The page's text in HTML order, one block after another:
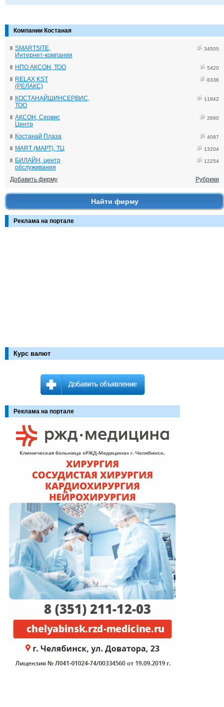
Компании Костаная
SMARTSITE,
Интернет-компания
34505
НПО АКСОН, ТОО 5420
RELAX KST
(РЕЛАКС)
8338
КОСТАНАЙШИНСЕРВИС,
ТОО
11842
АКСОН, Сервис
Центр
2660
Костанай Плаза 4097
MART (МАРТ), ТЦ 13204
БИЛАЙН, центр
обслуживания
12254
Добавить фирму Рубрики
Найти фирму
Реклама на портале
Курс валют
Реклама на портале